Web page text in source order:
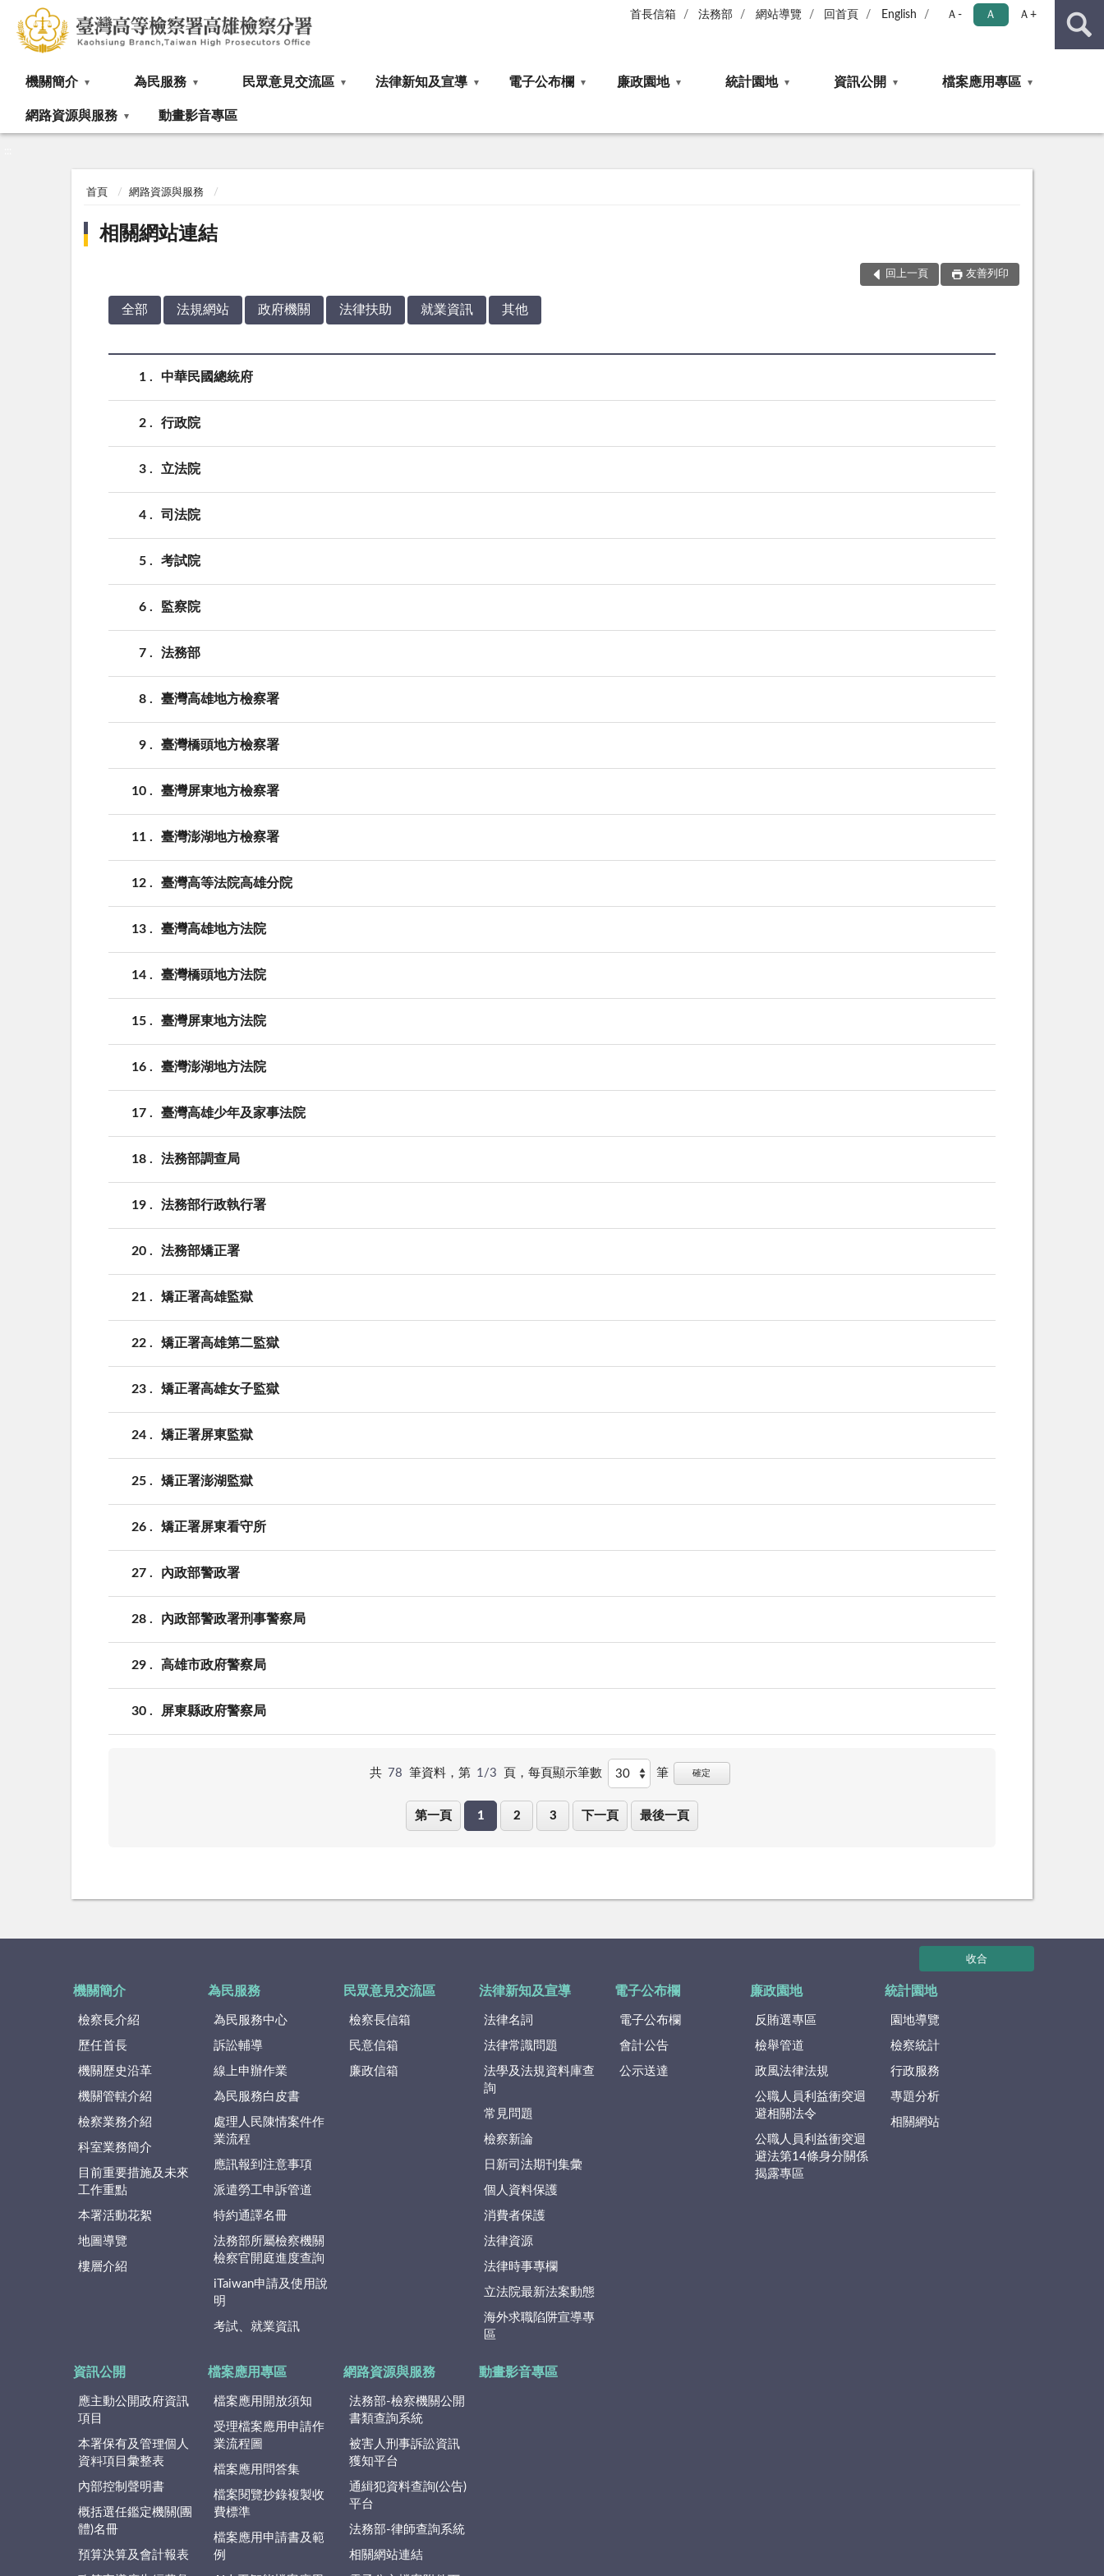
首長信箱 法務部 網站導覽 回首頁 English Ａ- Ａ Ａ+
機關簡介 為民服務 民眾意見交流區 法律新知及宣導 電子公布欄 廉政園地 統計園地 資訊公開 檔案應用專區
網路資源與服務 動畫影音專區
首頁 網路資源與服務
相關網站連結
回上一頁 友善列印
全部 法規網站 政府機關 法律扶助 就業資訊 其他
1 中華民國總統府
2 行政院
3 立法院
4 司法院
5 考試院
6 監察院
7 法務部
8 臺灣高雄地方檢察署
9 臺灣橋頭地方檢察署
10 臺灣屏東地方檢察署
11 臺灣澎湖地方檢察署
12 臺灣高等法院高雄分院
13 臺灣高雄地方法院
14 臺灣橋頭地方法院
15 臺灣屏東地方法院
16 臺灣澎湖地方法院
17 臺灣高雄少年及家事法院
18 法務部調查局
19 法務部行政執行署
20 法務部矯正署
21 矯正署高雄監獄
22 矯正署高雄第二監獄
23 矯正署高雄女子監獄
24 矯正署屏東監獄
25 矯正署澎湖監獄
26 矯正署屏東看守所
27 內政部警政署
28 內政部警政署刑事警察局
29 高雄市政府警察局
30 屏東縣政府警察局
共 78 筆資料，第 1/3 頁， 每頁顯示筆數 筆 確定
第一頁 1 2 3 下一頁 最後一頁
收合
機關簡介
檢察長介紹
歷任首長
機關歷史沿革
機關管轄介紹
檢察業務介紹
科室業務簡介
目前重要措施及未來
工作重點
本署活動花絮
地圖導覽
樓層介紹
為民服務
為民服務中心
訴訟輔導
線上申辦作業
為民服務白皮書
處理人民陳情案件作
業流程
應訊報到注意事項
派遣勞工申訴管道
特約通譯名冊
法務部所屬檢察機關
檢察官開庭進度查詢
iTaiwan申請及使用說
明
考試、就業資訊
民眾意見交流區
檢察長信箱
民意信箱
廉政信箱
法律新知及宣導
法律名詞
法律常識問題
法學及法規資料庫查
詢
常見問題
檢察新論
日新司法期刊集彙
個人資料保護
消費者保護
法律資源
法律時事專欄
立法院最新法案動態
海外求職陷阱宣導專
區
電子公布欄
電子公布欄
會計公告
公示送達
廉政園地
反賄選專區
檢舉管道
政風法律法規
公職人員利益衝突迴
避相關法令
公職人員利益衝突迴
避法第14條身分關係
揭露專區
統計園地
園地導覽
檢察統計
行政服務
專題分析
相關網站
資訊公開
應主動公開政府資訊
項目
本署保有及管理個人
資料項目彙整表
內部控制聲明書
概括選任鑑定機關(團
體)名冊
預算決算及會計報表
檔案應用專區
檔案應用開放須知
受理檔案應用申請作
業流程圖
檔案應用問答集
檔案閱覽抄錄複製收
費標準
檔案應用申請書及範
例
網路資源與服務
法務部-檢察機關公開
書類查詢系統
被害人刑事訴訟資訊
獲知平台
通緝犯資料查詢(公告)
平台
法務部-律師查詢系統
相關網站連結
動畫影音專區